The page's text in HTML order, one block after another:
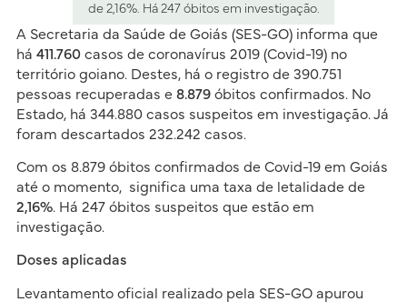
de 2,16%. Há 247 óbitos em investigação.
A Secretaria da Saúde de Goiás (SES-GO) informa que
há 411.760 casos de coronavírus 2019 (Covid-19) no
território goiano. Destes, há o registro de 390.751
pessoas recuperadas e 8.879 óbitos confirmados. No
Estado, há 344.880 casos suspeitos em investigação. Já
foram descartados 232.242 casos.​
Com os 8.879 óbitos confirmados de Covid-19 em Goiás
até o momento, significa uma taxa de letalidade de
2,16%. Há 247 óbitos suspeitos que estão em
investigação.
Doses aplicadas
Levantamento oficial realizado pela SES-GO apurou